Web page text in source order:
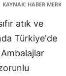
KAYNAK: HABER
atık ve
Türkiye'de